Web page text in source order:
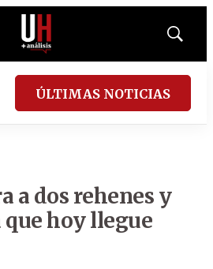
Mostrar
ÚLTIMAS NOTICIAS
a dos rehenes y
que hoy llegue